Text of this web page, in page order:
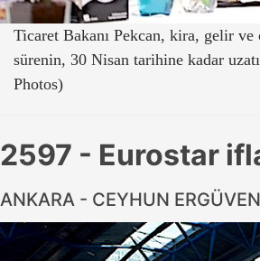
Ticaret Bakanı Pekcan, kira, gelir
sürenin, 30 Nisan tarihine kadar
Photos)
2597 - Eurostar
ANKARA - CEYHUN